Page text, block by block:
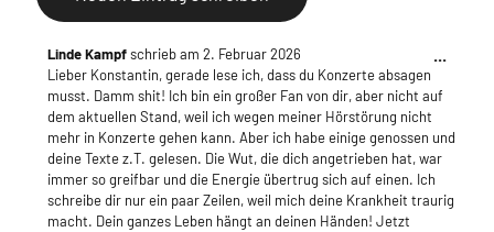
Linde Kampfschrieb am 2. Februar 2026
Lieber Konstantin, gerade lese ich, dass du Konzerte absagen
musst. Damm shit! Ich bin ein großer Fan von dir, aber nicht auf
dem aktuellen Stand, weil ich wegen meiner Hörstörung nicht
mehr in Konzerte gehen kann. Aber ich habe einige genossen und
deine Texte z.T. gelesen. Die Wut, die dich angetrieben hat, war
immer so greifbar und die Energie übertrug sich auf einen. Ich
schreibe dir nur ein paar Zeilen, weil mich deine Krankheit traurig
macht. Dein ganzes Leben hängt an deinen Händen! Jetzt
...
D
e
e
M
t